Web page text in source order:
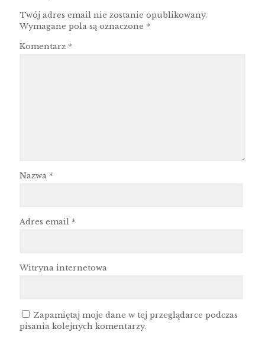
Twój adres email nie zostanie opublikowany.
Wymagane pola są oznaczone *
Komentarz *
Nazwa *
Adres email *
Witryna internetowa
Zapamiętaj moje dane w tej przeglądarce podczas
pisania kolejnych komentarzy.